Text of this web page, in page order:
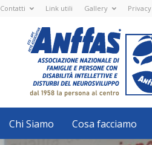
Contatti Link utili Gallery Privacy
Nazionale
ETS
-
APS
Associazione
Nazionale
di
Famiglie
e
con
disabilità
intellettive
Chi Siamo Cosa facciamo